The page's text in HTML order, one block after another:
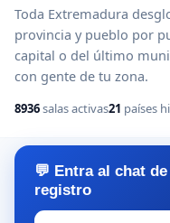
Toda Extremadura
provincia y pueblo por
capital o del último
con gente de tu zona.
8936salas activas21 países
💬 Entra al chat
registro